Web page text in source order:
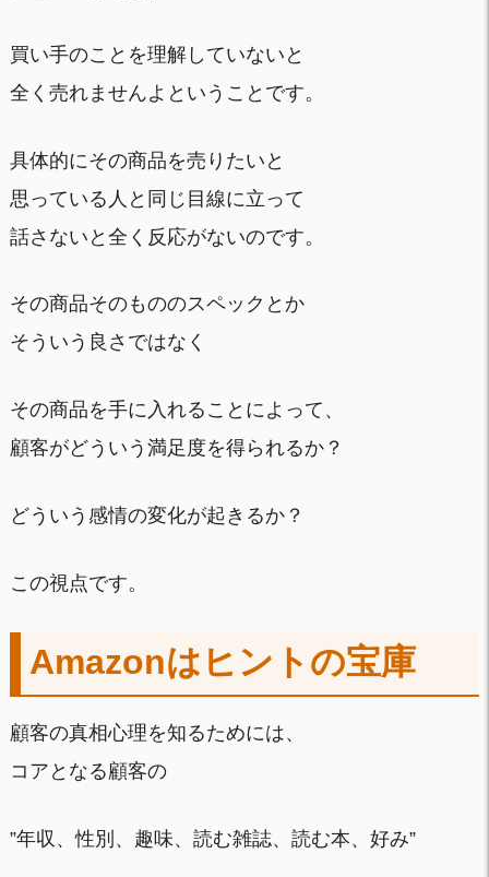
買い手のことを理解していないと
全く売れませんよということです。
具体的にその商品を売りたいと
思っている人と同じ目線に立って
話さないと全く反応がないのです。
その商品そのもののスペックとか
そういう良さではなく
その商品を手に入れることによって、
顧客がどういう満足度を得られるか？
どういう感情の変化が起きるか？
この視点です。
Amazonはヒントの宝庫
顧客の真相心理を知るためには、
コアとなる顧客の
”年収、性別、趣味、読む雑誌、読む本、好み”